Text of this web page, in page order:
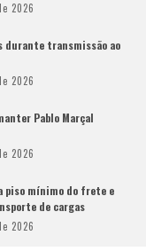
2026
durante transmissão ao
2026
Pablo Marçal
2026
piso mínimo do frete e
de cargas
2026